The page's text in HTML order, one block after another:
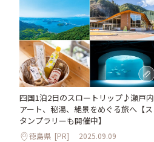
四国1泊2日のスロートリップ♪瀬戸内
アート、秘湯、絶景をめぐる旅へ【ス
タンプラリーも開催中】
徳島県 [PR] 2025.09.09